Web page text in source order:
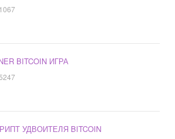
BITCOIN ИГРА
УДВОИТЕЛЯ BITCOIN